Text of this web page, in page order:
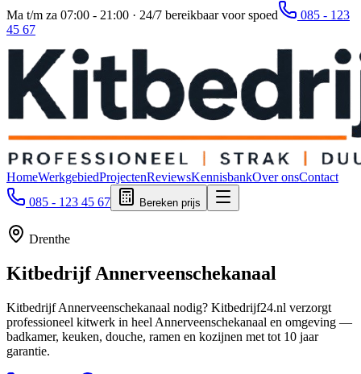
Ma t/m za 07:00 - 21:00 · 24/7 bereikbaar voor spoed
085 - 123
45 67
HomeWerkgebiedProjectenReviewsKennisbankOver onsContact
085 - 123 45 67
Bereken prijs
Drenthe
KitbedrijfAnnerveenschekanaal
Kitbedrijf Annerveenschekanaal nodig? Kitbedrijf24.nl verzorgt
professioneel kitwerk in heel Annerveenschekanaal en omgeving —
badkamer, keuken, douche, ramen en kozijnen met tot 10 jaar
garantie.